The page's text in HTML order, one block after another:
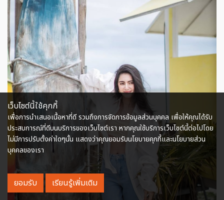
เว็บไซต์นี้ใช้คุกกี้
เพื่อการนำเสนอเนื้อหาที่ดี รวมถึงการจัดการข้อมูลส่วนบุคคล เพื่อให้คุณได้รับ
ประสบการณ์ที่ดีบนบริการของเว็บไซต์เรา หากคุณใช้บริการเว็บไซต์นี้ต่อไปโดย
ไม่มีการปรับตั้งค่าใดๆนั้น แสดงว่าคุณยอมรับนโยบายคุกกี้และนโยบายส่วน
บุคคลของเรา
ยอมรับ เรียนรู้เพิ่มเติม